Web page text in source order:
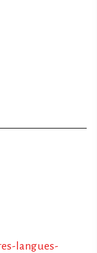
langues-